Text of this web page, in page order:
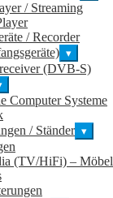
/ Streaming
/ Recorder
▾
(DVB-S)
Computer Systeme
/ Ständer ▾
(TV/HiFi) – Möbel